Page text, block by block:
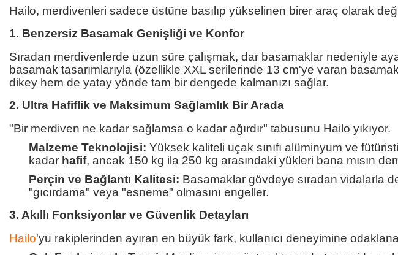
Hailo, merdivenleri sadece üstüne basılıp yükselinen birer araç olarak
1. Benzersiz Basamak Genişliği ve Konfor
Sıradan merdivenlerde uzun süre çalışmak, dar basamaklar nedeniyle
basamak tasarımlarıyla (özellikle XXL serilerinde 13 cm'ye varan
dikey hem de yatay yönde tam bir dengede kalmanızı sağlar.
2. Ultra Hafiflik ve Maksimum Sağlamlık Bir Arada
"Bir merdiven ne kadar sağlamsa o kadar ağırdır" tabusunu Hailo yıkıyor.
Malzeme Teknolojisi: Yüksek kaliteli uçak sınıfı alüminyum ve
kadar hafif, ancak 150 kg ila 250 kg arasındaki yükleri bana mısın
Perçin ve Bağlantı Kalitesi: Basamaklar gövdeye sıradan vidalarla
"gıcırdama" veya "esneme" olmasını engeller.
3. Akıllı Fonksiyonlar ve Güvenlik Detayları
Hailo'yu rakiplerinden ayıran en büyük fark, kullanıcı deneyimine